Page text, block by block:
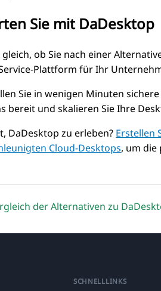
Sie mit DaDesktop
gleich, ob Sie nach einer
Plattform für Ihr
Sie in wenigen Minuten
bereit und skalieren Sie Ihre
DaDesktop zu erleben? Erstellen
Cloud-Desktops, um die
der Alternativen zu
SCHNELLLINKS